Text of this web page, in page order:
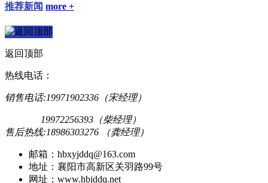
推荐新闻 more +
返回顶部
热线电话：
销售电话:19971902336（宋经理）
19972256393（柴经理）
售后热线:18986303276 （龚经理）
邮箱：hbxyjddq@163.com
地址：襄阳市高新区关羽路99号
网址：www.hbjddq.net